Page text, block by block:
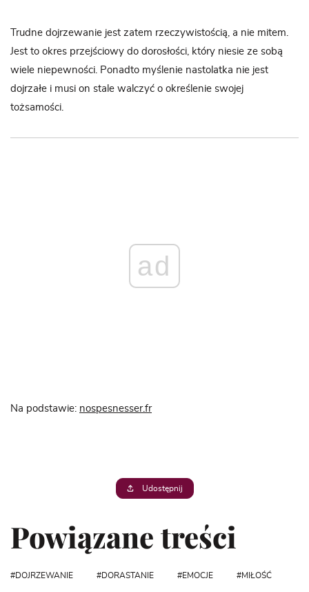
Trudne dojrzewanie jest zatem rzeczywistością, a nie mitem.
Jest to okres przejściowy do dorosłości, który niesie ze sobą
wiele niepewności. Ponadto myślenie nastolatka nie jest
dojrzałe i musi on stale walczyć o określenie swojej
tożsamości.
ad
Na podstawie: nospesnesser.fr
Udostępnij
Powiązane treści
DOJRZEWANIE DORASTANIE EMOCJE MIŁOŚĆ